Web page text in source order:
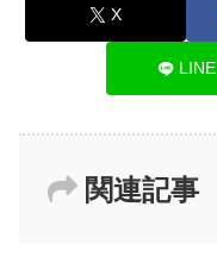
X
LINE
関連記事